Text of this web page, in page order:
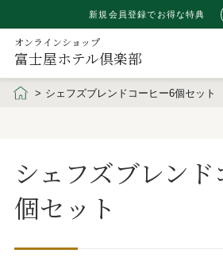
新規会員登録でお得な特典
オンラインショップ
富士屋ホテル倶楽部
シェフズブレンドコーヒー6個セット
シェフズブレン
個セット